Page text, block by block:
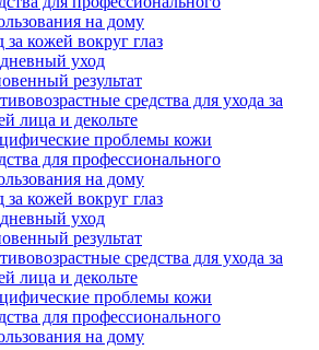
на дому
за кожей вокруг глаз
уход
результат
средства для ухода за
лица и декольте
проблемы кожи
для профессионального
на дому
за кожей вокруг глаз
уход
результат
средства для ухода за
лица и декольте
проблемы кожи
для профессионального
на дому